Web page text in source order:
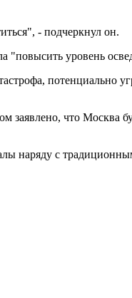
- подчеркнул он.
"повысить уровень
потенциально
что Москва
наряду с